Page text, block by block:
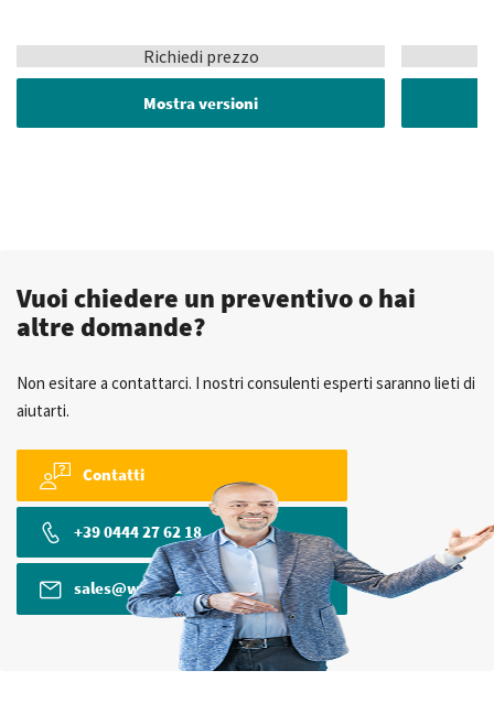
Richiedi prezzo
Mostra versioni
Vuoi chiedere un preventivo o hai
altre domande?
Non esitare a contattarci. I nostri consulenti esperti saranno lieti di
aiutarti.
Contatti
+39 0444 27 62 18
sales@wkk-europe.it